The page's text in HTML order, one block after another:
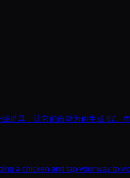
道具，让它们自动为你生成 67。
a chicken and tap your way to